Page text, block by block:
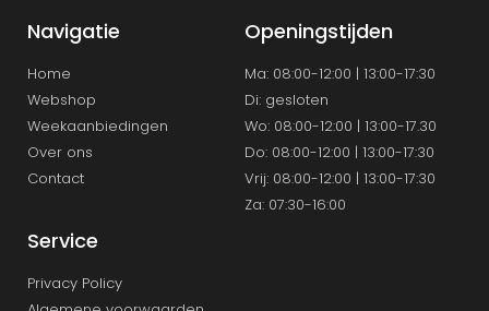
Navigatie
Home
Webshop
Weekaanbiedingen
Over ons
Contact
Openingstijden
Ma: 08:00-12:00 | 13:00-17:30
Di: gesloten
Wo: 08:00-12:00 | 13:00-17.30
Do: 08:00-12:00 | 13:00-17:30
Vrij: 08:00-12:00 | 13:00-17:30
Za: 07:30-16:00
Service
Privacy Policy